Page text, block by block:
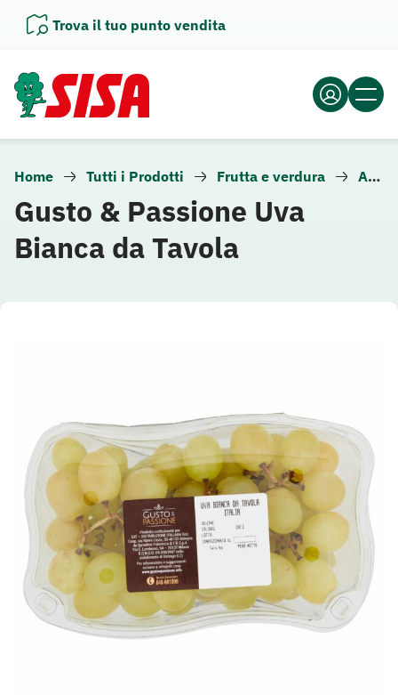
Trova il tuo punto vendita
Home Tutti i Prodotti Frutta e verdura Altra frutta
Gusto & Passione Uva
Bianca da Tavola